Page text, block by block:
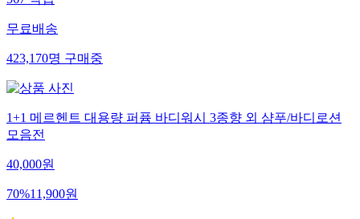
무료배송
423,170명 구매중
1+1 메르헨트 대용량 퍼퓸 바디워시 3종향 외 샴푸/바디로션
모음전
40,000원
70%11,900원